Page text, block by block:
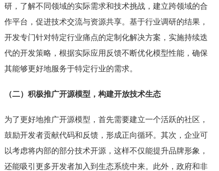
研，了解不同领域的实际需求和技术挑战，建立跨领域的合
作平台，促进技术交流与资源共享。基于行业调研的结果，
开发专门针对特定行业痛点的定制化解决方案，实施持续迭
代的开发策略，根据实际应用反馈不断优化模型性能，确保
其能够更好地服务于特定行业的需求。
（二）积极推广开源模型，构建开放技术生态
为了更好地推广开源模型，首先需要建立一个活跃的社区，
鼓励开发者贡献代码和反馈，形成正向循环。其次，企业可
以考虑将内部的部分技术开源，这样不仅能提升品牌形象，
还能吸引更多开发者加入到生态系统中来。此外，政府和非